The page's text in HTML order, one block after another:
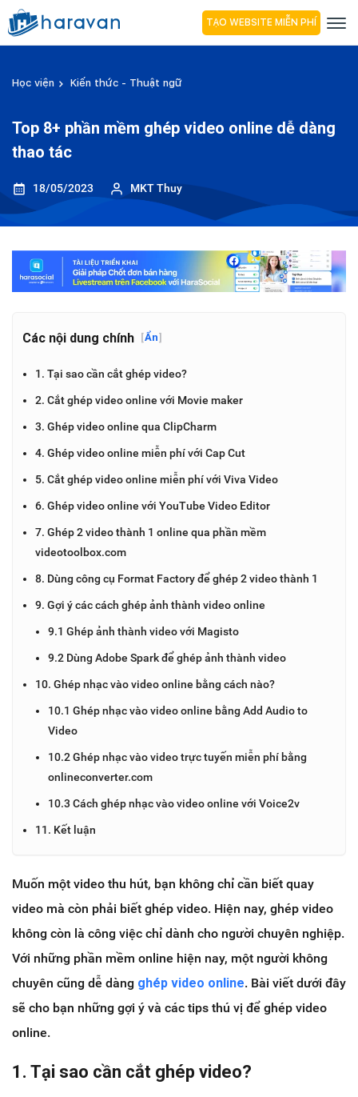
TẠO WEBSITE MIỄN PHÍ
Học viện Kiến thức - Thuật ngữ
Top 8+ phần mềm ghép video online dễ dàng
thao tác
18/05/2023 MKT Thuy
Các nội dung chính [Ẩn]
1. Tại sao cần cắt ghép video?
2. Cắt ghép video online với Movie maker
3. Ghép video online qua ClipCharm
4. Ghép video online miễn phí với Cap Cut
5. Cắt ghép video online miễn phí với Viva Video
6. Ghép video online với YouTube Video Editor
7. Ghép 2 video thành 1 online qua phần mềm
videotoolbox.com
8. Dùng công cụ Format Factory để ghép 2 video thành 1
9. Gợi ý các cách ghép ảnh thành video online
9.1 Ghép ảnh thành video với Magisto
9.2 Dùng Adobe Spark để ghép ảnh thành video
10. Ghép nhạc vào video online bằng cách nào?
10.1 Ghép nhạc vào video online bằng Add Audio to
Video
10.2 Ghép nhạc vào video trực tuyến miễn phí bằng
onlineconverter.com
10.3 Cách ghép nhạc vào video online với Voice2v
11. Kết luận
Muốn một video thu hút, bạn không chỉ cần biết quay
video mà còn phải biết ghép video. Hiện nay, ghép video
không còn là công việc chỉ dành cho người chuyên nghiệp.
Với những phần mềm online hiện nay, một người không
chuyên cũng dễ dàng ghép video online. Bài viết dưới đây
sẽ cho bạn những gợi ý và các tips thú vị để ghép video
online.
1. Tại sao cần cắt ghép video?